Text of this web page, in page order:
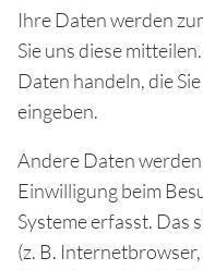
Ihre Daten werden
Sie uns diese
Daten handeln, die
eingeben.
Andere Daten
Einwilligung beim
Systeme erfasst. Das
(z. B.